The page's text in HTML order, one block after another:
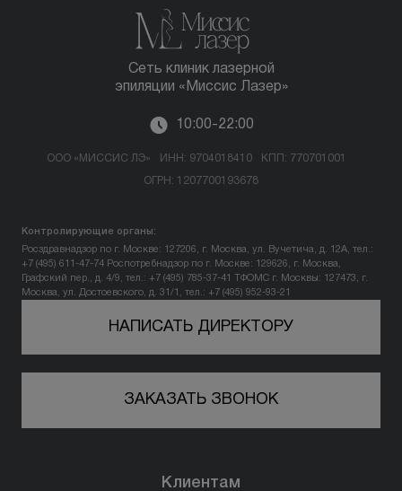
Сеть клиник лазерной
эпиляции «Миссис Лазер»
10:00-22:00
ООО «МИССИС ЛЭ» ИНН: 9704018410 КПП: 770701001
ОГРН: 1207700193678
Контролирующие органы:
Росздравнадзор по г. Москве: 127206, г. Москва, ул. Вучетича, д. 12А, тел.:
+7 (495) 611-47-74 Роспотребнадзор по г. Москве: 129626, г. Москва,
Графский пер., д. 4/9, тел.: +7 (495) 785-37-41
ТФОМС г. Москвы: 127473, г.
Москва, ул. Достоевского, д. 31/1, тел.: +7 (495) 952-93-21
НАПИСАТЬ ДИРЕКТОРУ
ЗАКАЗАТЬ ЗВОНОК
Клиентам